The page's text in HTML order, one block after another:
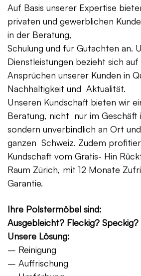
Auf Basis unserer Expertise
privaten und gewerblichen
in der Beratung,
Schulung und für Gutachten an.
Dienstleistungen bezieht sich
Ansprüchen unserer Kunden in
Nachhaltigkeit und Aktualität.
Unseren Kundschaft bieten wir
Beratung, nicht nur im Geschäft
sondern unverbindlich an Ort
ganzen Schweiz. Zudem
Kundschaft vom Gratis- Hin
Raum Zürich, mit 12 Monate
Garantie.
Ihre Polstermöbel sind:
Ausgebleicht? Fleckig? Speckig?
Unsere Lösung:
– Reinigung
– Auffrischung